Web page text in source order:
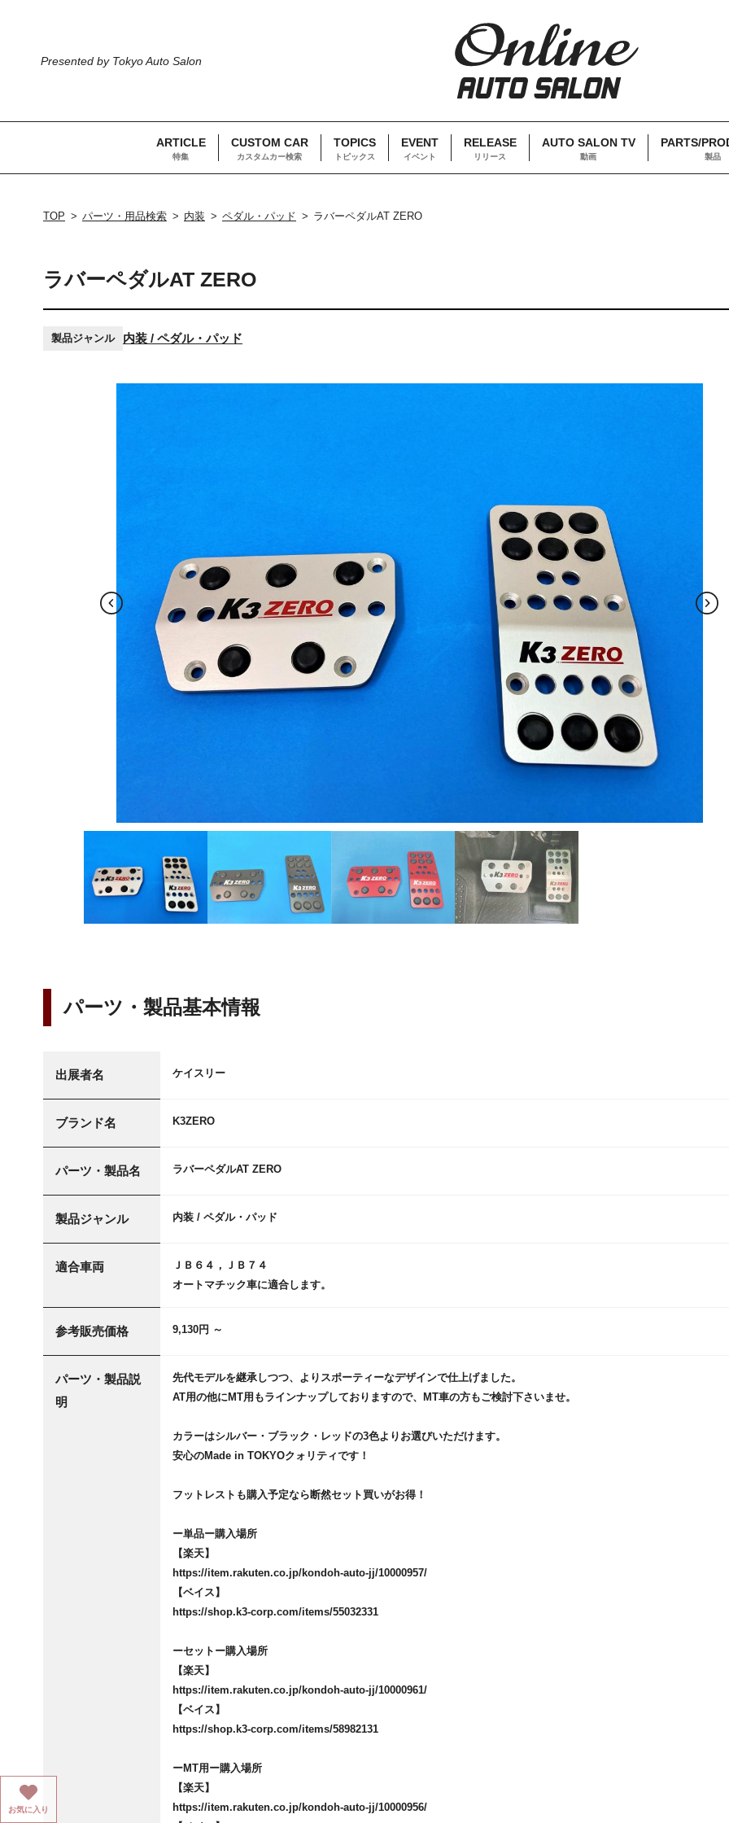
Presented by Tokyo Auto Salon
ARTICLE
特集
CUSTOM CAR
カスタムカー検索
TOPICS
トピックス
EVENT
イベント
RELEASE
リリース
AUTO SALON TV
動画
PARTS/
製品
TOP パーツ・用品検索 内装 ペダル・パッド ラバーペダルAT ZERO
ラバーペダルAT ZERO
製品ジャンル 内装 / ペダル・パッド
パーツ・製品基本情報
出展者名 ケイスリー
ブランド名 K3ZERO
パーツ・製品名 ラバーペダルAT ZERO
製品ジャンル 内装 / ペダル・パッド
適合車両
ＪＢ６４，ＪＢ７４
オートマチック車に適合します。
参考販売価格 9,130円 ～
パーツ・製品説
明
先代モデルを継承しつつ、よりスポーティーなデザインで仕上げました。
AT用の他にMT用もラインナップしておりますので、MT車の方もご検討下さいませ。
カラーはシルバー・ブラック・レッドの3色よりお選びいただけます。
安心のMade in TOKYOクォリティです！
フットレストも購入予定なら断然セット買いがお得！
ー単品ー購入場所
【楽天】
https://item.rakuten.co.jp/kondoh-auto-jj/10000957/
【ベイス】
https://shop.k3-corp.com/items/55032331
ーセットー購入場所
【楽天】
https://item.rakuten.co.jp/kondoh-auto-jj/10000961/
【ベイス】
https://shop.k3-corp.com/items/58982131
ーMT用ー購入場所
【楽天】
https://item.rakuten.co.jp/kondoh-auto-jj/10000956/
お気に入り